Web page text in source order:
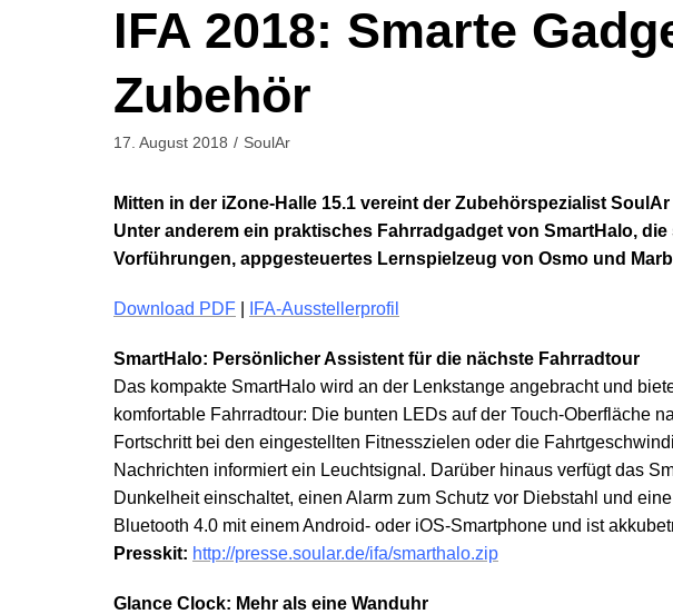
IFA 2018: Smarte
Zubehör
17. August 2018 SoulAr
Mitten in der iZone-Halle 15.1 vereint der Zubehörspezialist
Unter anderem ein praktisches Fahrradgadget von SmartHalo,
Vorführungen, appgesteuertes Lernspielzeug von Osmo und
Download PDF IFA-Ausstellerprofil
SmartHalo: Persönlicher Assistent für die nächste Fahrradtour
Das kompakte SmartHalo wird an der Lenkstange angebracht und
komfortable Fahrradtour: Die bunten LEDs auf der Touch-Oberfläche
Fortschritt bei den eingestellten Fitnesszielen oder die
Nachrichten informiert ein Leuchtsignal. Darüber hinaus verfügt das
Dunkelheit einschaltet, einen Alarm zum Schutz vor Diebstahl und
Bluetooth 4.0 mit einem Android- oder iOS-Smartphone und ist
Presskit: http://presse.soular.de/ifa/smarthalo.zip
Glance Clock: Mehr als eine Wanduhr